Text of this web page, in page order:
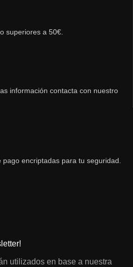
superiores a 50€.
información contacta con nuestro
encriptadas para tu seguridad.
utilizados en base a nuestra